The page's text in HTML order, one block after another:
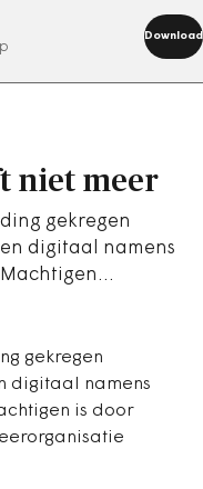
Download
niet meer
gekregen
digitaal namens
gekregen
digitaal namens
is door